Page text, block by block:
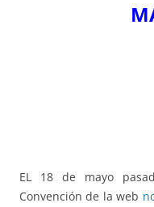
EL 18 de mayo
Convención de la web